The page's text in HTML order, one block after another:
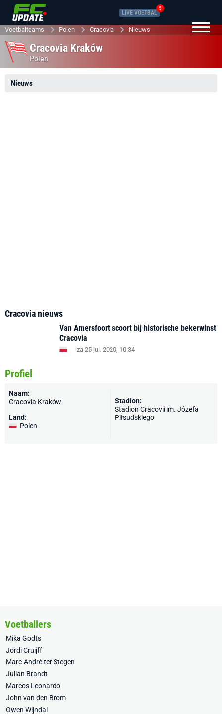
LIVE VOETBAL
5
Voetbalteams Polen Cracovia Nieuws
Cracovia Kraków
Polen
Nieuws
Cracovia nieuws
Van Amersfoort scoort bij historische bekerwinst
Cracovia
za 25 jul. 2020, 10:34
Profiel
Naam:
Cracovia Kraków
Land:
Polen
Stadion:
Stadion Cracovii im. Józefa
Piłsudskiego
Voetballers
Mika Godts
Jordi Cruijff
Marc-André ter Stegen
Julian Brandt
Marcos Leonardo
John van den Brom
Owen Wijndal